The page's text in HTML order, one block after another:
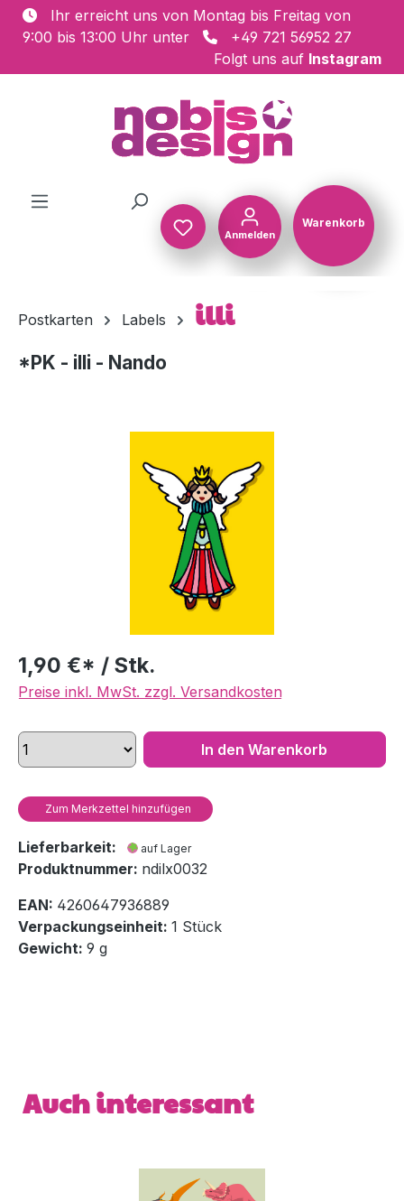
Zum Hauptinhalt springen
Ihr erreicht uns von Montag bis Freitag von
9:00 bis 13:00 Uhr unter
+49 721 56952 27
Folgt uns auf Instagram
Anmelden
Warenkorb
Postkarten Labels illi
*PK - illi - Nando
1,90 €* / Stk.
Preise inkl. MwSt. zzgl. Versandkosten
In den Warenkorb
Zum Merkzettel hinzufügen
Lieferbarkeit: auf Lager
Produktnummer: ndilx0032
EAN: 4260647936889
Verpackungseinheit: 1 Stück
Gewicht: 9 g
Produktgalerie überspringen
Auch interessant